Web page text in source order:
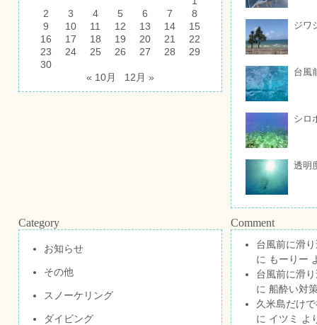
2
3 4 5 6 7
8
9
10 11 12 13 14
15
16
17 18 19 20 21
22
23
24 25 26 27 28
29
30
« 10月
12月 »
ジワ
台風
シロ
透明
Category
お知らせ
その他
スノーケリング
ダイビング
Comment
台風前に滑
に もーりー
台風前に滑
に 船酔い対
久米島だけ
に イツミ
よ